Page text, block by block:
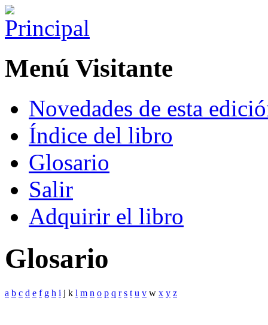
Menú Visitante
Novedades de esta
Índice del libro
Glosario
Salir
Adquirir el libro
Glosario
a b c d e f g h i j k l m n o p q r s t u v w x y z